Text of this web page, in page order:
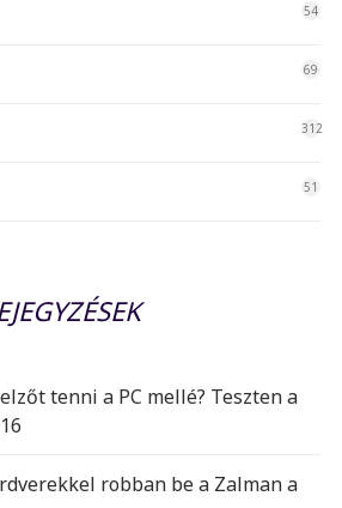
54
69
312
51
tenni a PC mellé? Teszten a
robban be a Zalman a